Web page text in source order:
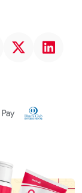
Twitter Linkedin
Pay
Diners Club